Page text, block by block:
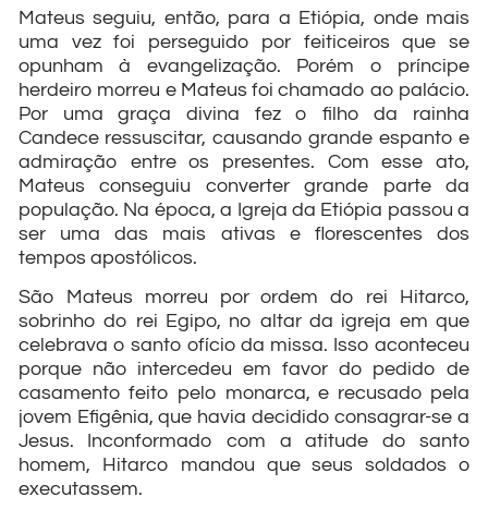
Mateus seguiu, então, para a Etiópia, onde mais
uma vez foi perseguido por feiticeiros que se
opunham à evangelização. Porém o príncipe
herdeiro morreu e Mateus foi chamado ao palácio.
Por uma graça divina fez o filho da rainha
Candece ressuscitar, causando grande espanto e
admiração entre os presentes. Com esse ato,
Mateus conseguiu converter grande parte da
população. Na época, a Igreja da Etiópia passou a
ser uma das mais ativas e florescentes dos
tempos apostólicos.
São Mateus morreu por ordem do rei Hitarco,
sobrinho do rei Egipo, no altar da igreja em que
celebrava o santo ofício da missa. Isso aconteceu
porque não intercedeu em favor do pedido de
casamento feito pelo monarca, e recusado pela
jovem Efigênia, que havia decidido consagrar-se a
Jesus. Inconformado com a atitude do santo
homem, Hitarco mandou que seus soldados o
executassem.